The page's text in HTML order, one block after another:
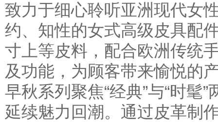
致力于细心聆听亚洲现代女
约、知性的女式高级皮具配
寸上等皮料，配合欧洲传统
及功能，为顾客带来愉悦的
早秋系列聚焦“经典”与“时髦
延续魅力回潮。通过皮革制